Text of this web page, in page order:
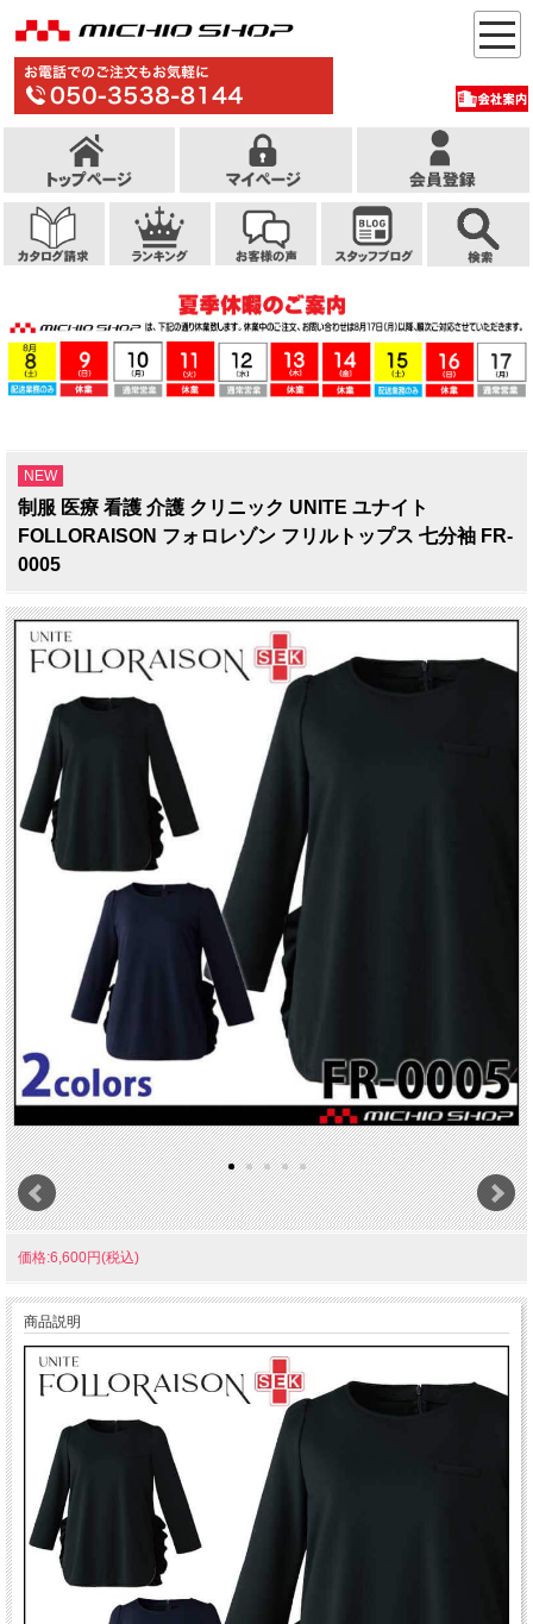
NEW
制服 医療 看護 介護 クリニック UNITE ユナイト
FOLLORAISON フォロレゾン フリルトップス 七分袖 FR-
0005
価格:6,600円(税込)
商品説明